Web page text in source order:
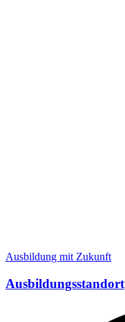
Ausbildung mit Zukunft
Ausbildungsstandort